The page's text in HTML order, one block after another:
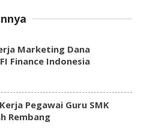
Marketing Dana
Finance Indonesia
Pegawai Guru SMK
Rembang